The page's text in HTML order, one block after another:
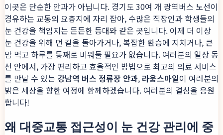
이곳은 단순한 안과가 아닙니다. 경기도 30여 개 광역버스 노선이
경유하는 교통의 요충지에 자리 잡아, 수많은 직장인과 학생들의
눈 건강을 책임지는 든든한 등대와 같은 곳입니다. 이제 더 이상
눈 건강을 위해 먼 길을 돌아가거나, 복잡한 환승에 지치거나, 큰
맘 먹고 하루를 통째로 비워둘 필요가 없습니다. 여러분의 일상 동
선 안에서, 가장 편리하고 효율적인 방법으로 최고의 의료 서비스
를 만날 수 있는 강남역 버스 정류장 안과, 라움스마일이 여러분의
밝은 세상을 향한 여정에 함께하겠습니다. 여러분의 결심을 응원
합니다!
왜 대중교통 접근성이 눈 건강 관리에 중